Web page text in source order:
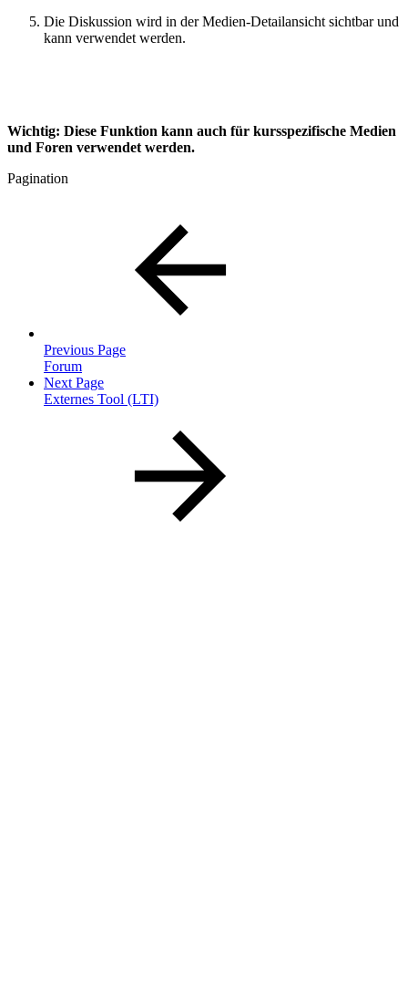
Die Diskussion wird in der Medien-Detailansicht sichtbar und
kann verwendet werden.
Wichtig: Diese Funktion kann auch für kursspezifische Medien
und Foren verwendet werden.
Pagination
Previous Page
Forum
Next Page
Externes Tool (LTI)